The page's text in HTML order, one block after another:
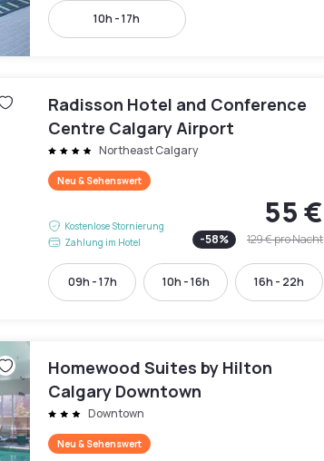
10h - 17h
Radisson Hotel and Conference
Centre Calgary Airport
Northeast Calgary
Neu & Sehenswert
Kostenlose Stornierung
Zahlung im Hotel
55 €
-58% 129 €pro Nacht
09h - 17h 10h - 16h 16h - 22h
Homewood Suites by Hilton
Calgary Downtown
Downtown
Neu & Sehenswert